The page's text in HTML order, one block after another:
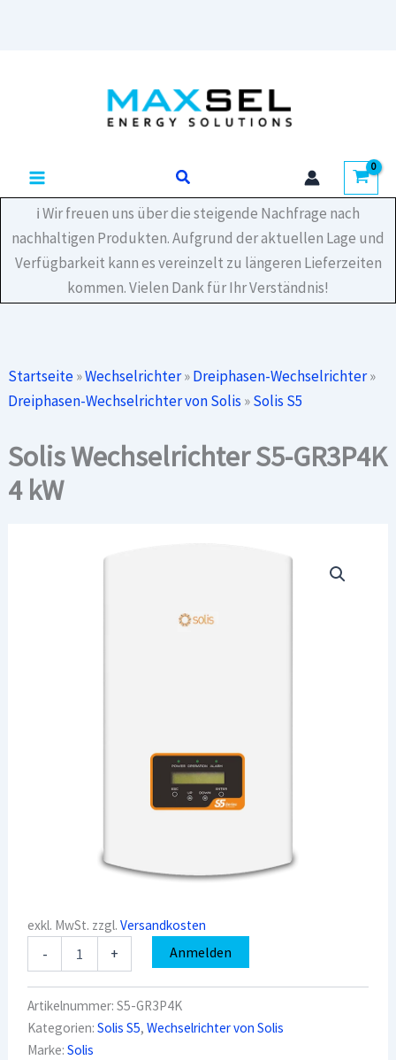
Suchen
ℹ️ Wir freuen uns über die steigende Nachfrage nach
nachhaltigen Produkten. Aufgrund der aktuellen Lage und
Verfügbarkeit kann es vereinzelt zu längeren Lieferzeiten
kommen. Vielen Dank für Ihr Verständnis!
Startseite»Wechselrichter»Dreiphasen-Wechselrichter»
Dreiphasen-Wechselrichter von Solis »Solis S5
Solis Wechselrichter S5-GR3P4K
4 kW
exkl. MwSt. zzgl.Versandkosten
-
Wechselrichter
GR3P4K
4
kW
Menge
+ Anmelden
Artikelnummer:S5-GR3P4K
Kategorien:Solis S5,Wechselrichter von Solis
Marke:Solis